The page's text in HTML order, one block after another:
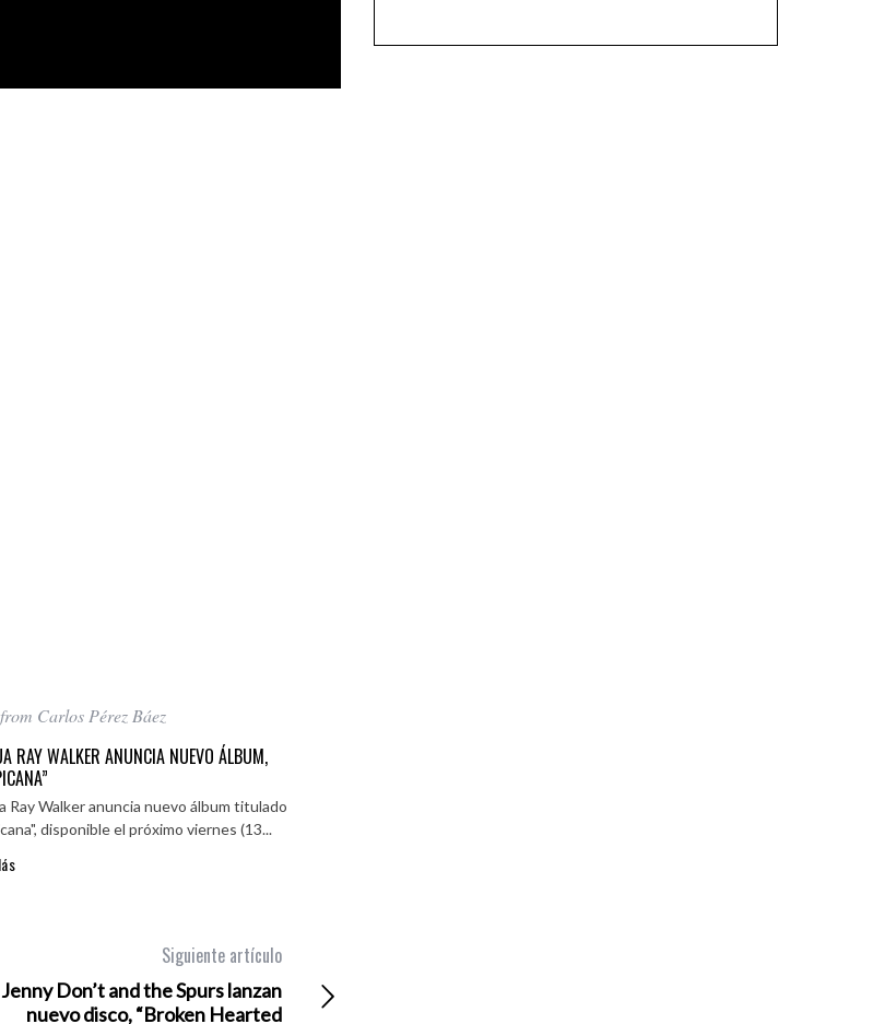
Carlos Pérez Báez
RAY WALKER ANUNCIA NUEVO ÁLBUM,
Ray Walker anuncia nuevo álbum titulado
disponible el próximo viernes (13...
Siguiente artículo
Jenny Don’t and the Spurs lanzan
nuevo disco, “Broken Hearted